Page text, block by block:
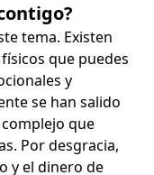
tema. Existen
que puedes
y
se han salido
que
Por desgracia,
y el dinero de